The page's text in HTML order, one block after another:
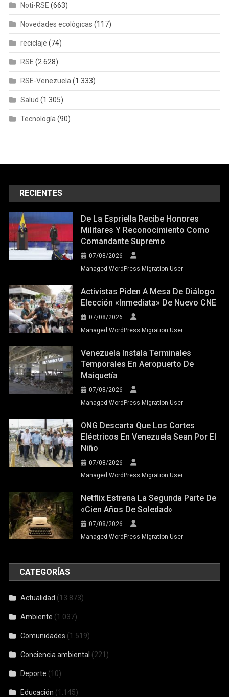
Noti-RSE (663)
Novedades ecológicas (117)
reciclaje (74)
RSE (2.628)
RSE-Venezuela (1.333)
Salud (1.305)
Tecnología (90)
RECIENTES
De La Espriella Recibe Honores
Militares Y Reconocimiento Como
Comandante Supremo
07/08/2026
Managed WordPress Migration User
Activistas Piden A Mesa De Diálogo
Elección «inmediata» De Nuevo CNE
07/08/2026
Managed WordPress Migration User
Venezuela Instala Terminales
Temporales En Aeropuerto De
Maiquetía
07/08/2026
Managed WordPress Migration User
ONG Descarta Que Los Cortes
Eléctricos En Venezuela Sean Por El
Niño
07/08/2026
Managed WordPress Migration User
Netflix Estrena La Segunda Parte De
«Cien Años De Soledad»
07/08/2026
Managed WordPress Migration User
CATEGORÍAS
Actualidad (13.873)
Ambiente (1.037)
Comunidades (1.519)
Conciencia ambiental (221)
Deporte (10)
Educación (1.145)